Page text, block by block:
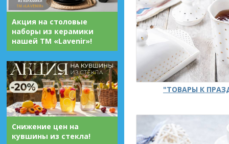
Акция на столовые
наборы из керамики
нашей ТМ «Lavenir»!
Снижение цен на
кувшины из стекла!
"ТОВАРЫ К